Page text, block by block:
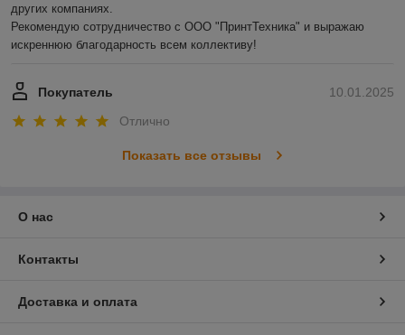
других компаниях.
Рекомендую сотрудничество с ООО "ПринтТехника" и выражаю
искреннюю благодарность всем коллективу!
10.01.2025
Покупатель
Отлично
Показать все отзывы
О нас
Контакты
Доставка и оплата